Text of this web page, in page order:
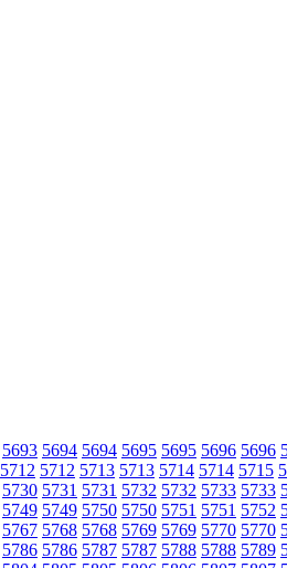
5693 5694 5694 5695 5695 5696 5696
5712 5712 5713 5713 5714 5714 5715
5730 5731 5731 5732 5732 5733 5733
5749 5749 5750 5750 5751 5751 5752
5767 5768 5768 5769 5769 5770 5770
5786 5786 5787 5787 5788 5788 5789